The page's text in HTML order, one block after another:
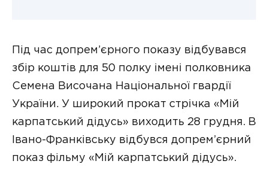
Під час допрем’єрного показу відбувався
збір коштів для 50 полку імені полковника
Семена Височана Національної гвардії
України. У широкий прокат стрічка «Мій
карпатський дідусь» виходить 28 грудня. В
Івано-Франківську відбувся допрем’єрний
показ фільму «Мій карпатський дідусь».